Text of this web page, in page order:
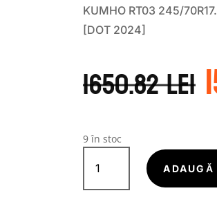
KUMHO RT03 245/
[DOT 2024]
1650.82lei
9 în stoc
Cantitate
KUMHO-
CAMIOANE
ADAUGĂ